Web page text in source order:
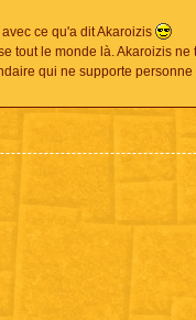
ce qu'a dit Akaroizis
tout le monde là. Akaroizis
qui ne supporte